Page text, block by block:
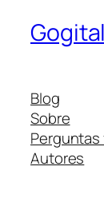
Blog
Sobre
Autores